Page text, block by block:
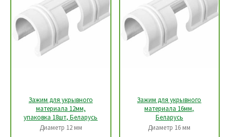
Зажим для укрывного
материала 12мм,
упаковка 18шт, Беларусь
Диаметр 12 мм
Зажим для укрывного
материала 16мм,
Беларусь
Диаметр 16 мм